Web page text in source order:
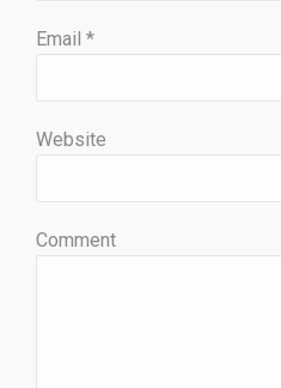
Email *
Website
Comment